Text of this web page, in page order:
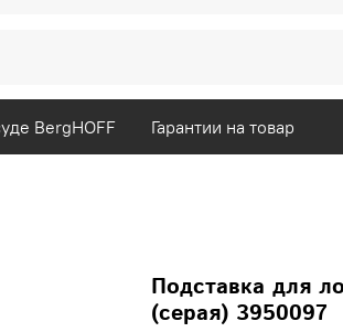
BergHOFF Гарантии на товар
Подставка для
(серая) 3950097